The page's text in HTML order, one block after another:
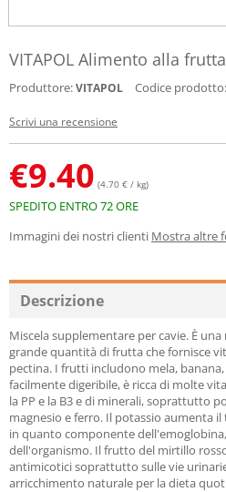
VITAPOL Alimento alla
Produttore:VITAPOL Codice prodotto:
Scrivi una recensione
€9.40 (4.70 € / kg)
SPEDITO ENTRO 72 ORE
Immagini dei nostri clienti Mostra altre
Descrizione
Miscela supplementare per cavie. È
grande quantità di frutta che fornisce
pectina. I frutti includono mela,
facilmente digeribile, è ricca di molte
la PP e la B3 e di minerali, soprattutto
magnesio e ferro. Il potassio aumenta
in quanto componente
dell'organismo. Il frutto del mirtillo
antimicotici soprattutto sulle vie
arricchimento naturale per la dieta